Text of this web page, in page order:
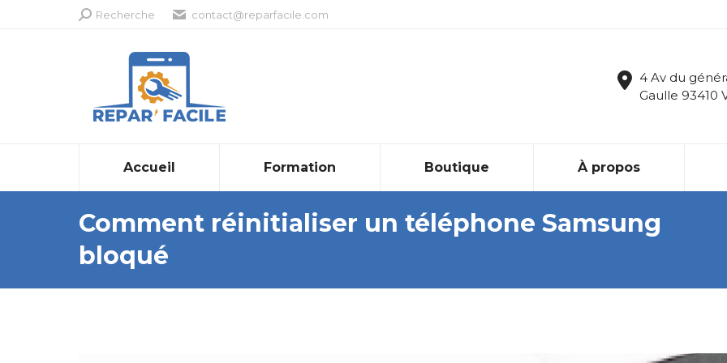
Recherche
Recherche contact@reparfacile.com
4 Av du
Gaulle 93410
Accueil Formation Boutique À propos
Comment réinitialiser un téléphone Samsung
bloqué